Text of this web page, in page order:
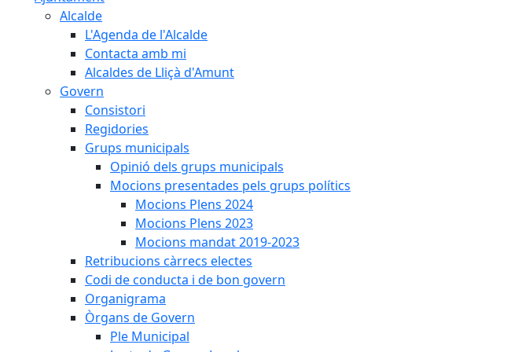
Alcalde
L'Agenda de l'Alcalde
Contacta amb mi
Alcaldes de Lliçà d'Amunt
Govern
Consistori
Regidories
Grups municipals
Opinió dels grups municipals
Mocions presentades pels grups polítics
Mocions Plens 2024
Mocions Plens 2023
Mocions mandat 2019-2023
Retribucions càrrecs electes
Codi de conducta i de bon govern
Organigrama
Òrgans de Govern
Ple Municipal